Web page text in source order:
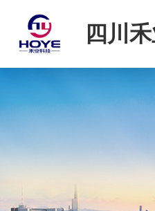
四川